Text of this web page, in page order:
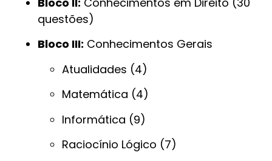
questões)
Bloco III: Conhecimentos Gerais
Atualidades (4)
Matemática (4)
Informática (9)
Raciocínio Lógico (7)